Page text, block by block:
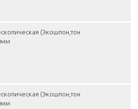
(Экошпон,тон
(Экошпон,тон